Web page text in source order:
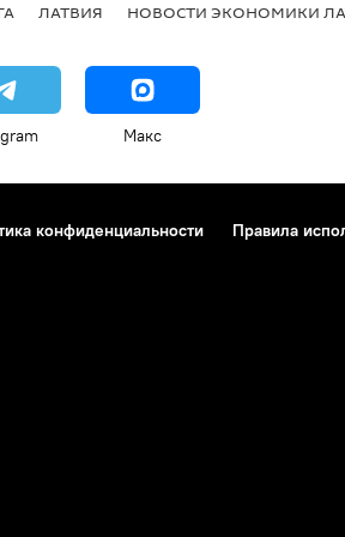
ЛАТВИЯ НОВОСТИ ЭКОНОМИКИ
Макс
конфиденциальности Правила